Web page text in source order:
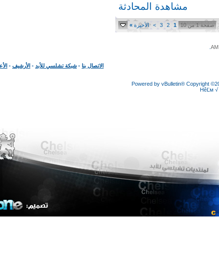
مشاهدة المحادثة
1 من 10 1
2 الأخيرة»
الاتصال بنا- شبكة تشلسي للأبد -الأرشيف-الأعلى
Powered by vBulletin®